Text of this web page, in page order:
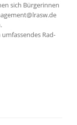
sich Bürgerinnen
Rad-